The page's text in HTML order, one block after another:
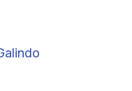
además
con
de